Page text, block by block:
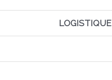
LOGISTIQUE